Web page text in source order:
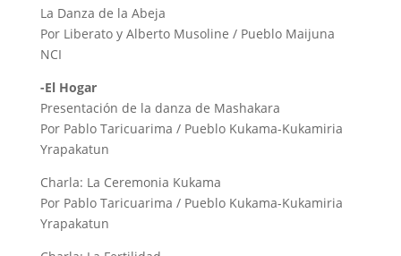
La Danza de la Abeja
Por Liberato y Alberto Musoline / Pueblo Maijuna
NCI
-El Hogar
Presentación de la danza de Mashakara
Por Pablo Taricuarima / Pueblo Kukama-Kukamiria
Yrapakatun
Charla: La Ceremonia Kukama
Por Pablo Taricuarima / Pueblo Kukama-Kukamiria
Yrapakatun